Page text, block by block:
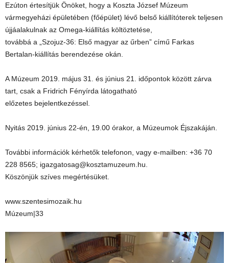
Ezúton értesítjük Önöket, hogy a Koszta József Múzeum
vármegyeházi épületében (főépület) lévő belső kiállítóterek teljesen
újjáalakulnak az Omega-kiállítás költöztetése,
továbbá a „Szojuz-36: Első magyar az űrben” című Farkas
Bertalan-kiállítás berendezése okán.
A Múzeum 2019. május 31. és június 21. időpontok között zárva
tart, csak a Fridrich Fényírda látogatható
előzetes bejelentkezéssel.
Nyitás 2019. június 22-én, 19.00 órakor, a Múzeumok Éjszakáján.
További információk kérhetők telefonon, vagy e-mailben: +36 70
228 8565; igazgatosag@kosztamuzeum.hu.
Köszönjük szíves megértésüket.
www.szentesimozaik.hu
Múzeum|33